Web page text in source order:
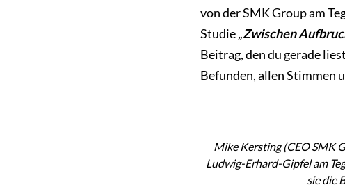
von der SMK Group am
Studie„Zwischen
Beitrag, den du gerade
Befunden, allen Stimmen
Mike Kersting (CEO SMK
Ludwig-Erhard-Gipfel am
sie die